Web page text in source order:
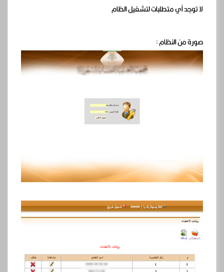
لا توجد أي متطلبات لتشغيل الظام
صورة من النظام :